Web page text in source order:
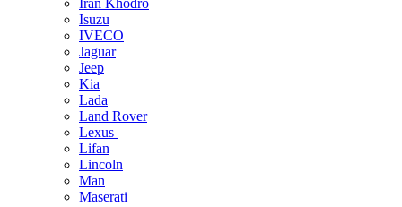
Iran Khodro
Isuzu
IVECO
Jaguar
Jeep
Kia
Lada
Land Rover
Lexus
Lifan
Lincoln
Man
Maserati